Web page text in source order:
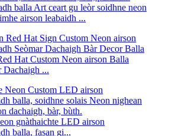
balla Art ceart gu leòr soidhne neon
airson leabaidh ...
Hat Custom Neon airson Balla
Dachaigh ...
gnàthaichte LED airson
balla, fasan gi...